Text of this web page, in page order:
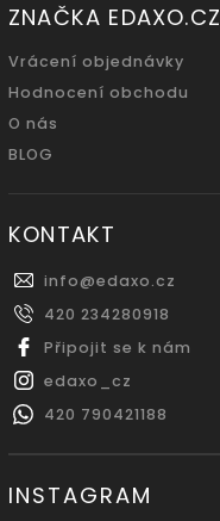
ZNAČKA EDAXO.CZ
Vrácení objednávky
Hodnocení obchodu
O nás
BLOG
KONTAKT
info@edaxo.cz
420 234280918
Připojit se k nám
edaxo_cz
420 790421188
INSTAGRAM